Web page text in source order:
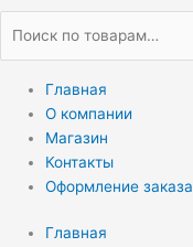
Главная
О компании
Магазин
Контакты
Оформление заказа
Главная